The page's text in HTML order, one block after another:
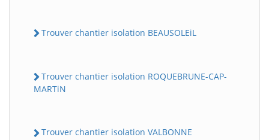
Trouver chantier isolation BEAUSOLEiL
Trouver chantier isolation ROQUEBRUNE-CAP-
MARTiN
Trouver chantier isolation VALBONNE